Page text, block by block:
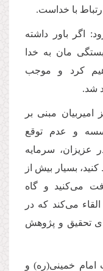
با خداست.
اگر باور داشته
مان به خدا
كرد و موجب
شد.
مبنی بر
و عدم توقع
عزیزان، سرمایه
بسیار بیش از
می‌كنید و گاه
می‌كند كه در
تحقیق و پژوهش
امام خمینی(ره) و